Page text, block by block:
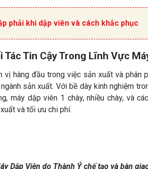
phải khi dập viên và cách khắc phục
Tác Tin Cậy Trong Lĩnh Vực
vị hàng đầu trong việc sản xuất và
sản xuất. Với bề dày kinh nghiệm
máy dập viên 1 chày, nhiều chày, và
và tối ưu chi phí.
Dập Viên do Thành Ý chế tạo và bàn